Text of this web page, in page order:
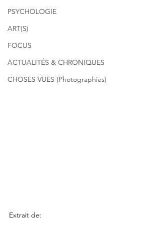
PSYCHOLOGIE
ART(S)
FOCUS
ACTUALITÉS & CHRONIQUES
CHOSES VUES (Photographies)
Extrait de: